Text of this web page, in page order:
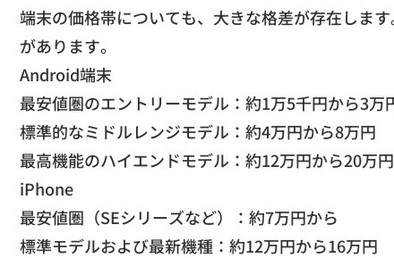
端末の価格帯についても、大きな格差が存在します
があります。
​Android端末
最安値圏のエントリーモデル：約1万5千円から3万
標準的なミドルレンジモデル：約4万円から8万円
最高機能のハイエンドモデル：約12万円から20万
​iPhone
最安値圏（SEシリーズなど）：約7万円から
標準モデルおよび最新機種：約12万円から16万円